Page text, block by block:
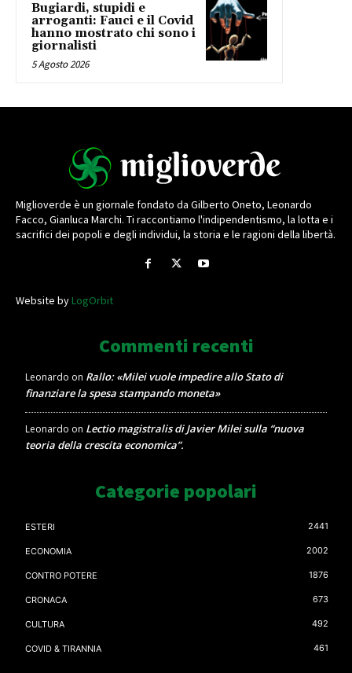
Bugiardi, stupidi e
arroganti: Fauci e il Covid
hanno mostrato chi sono i
giornalisti
5 Agosto 2026
Miglioverde è un giornale fondato da Gilberto Oneto, Leonardo
Facco, Gianluca Marchi. Ti raccontiamo l'indipendentismo, la lotta e i
sacrifici dei popoli e degli individui, la storia e le ragioni della libertà.
Website byLogOrbit
Commenti recenti
Leonardo on Rallo: «Milei vuole impedire allo Stato di
finanziare la spesa stampando moneta»
Leonardo on Lectio magistralis di Javier Milei sulla “nuova
teoria della crescita economica”.
Categorie popolari
ESTERI 2441
ECONOMIA 2002
CONTRO POTERE 1876
CRONACA 673
CULTURA 492
COVID & TIRANNIA 461